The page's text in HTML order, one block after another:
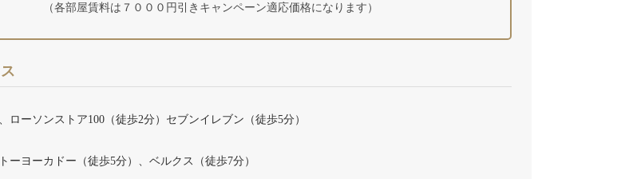
（各部屋賃料は７０００円引きキャンペーン適応価格になります）
ローソンストア100（徒歩2分）セブンイレブン（徒歩5分）
ーヨーカドー（徒歩5分）、ベルクス（徒歩7分）